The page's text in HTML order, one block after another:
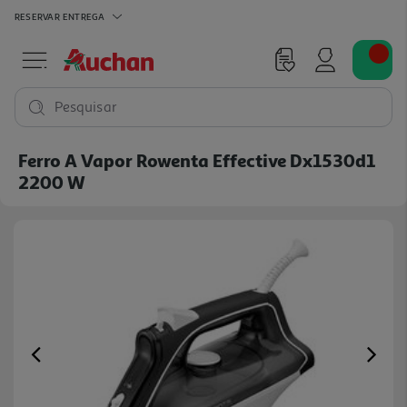
RESERVAR ENTREGA
Pesquisar
Ferro A Vapor Rowenta Effective Dx1530d1
2200 W
Previous